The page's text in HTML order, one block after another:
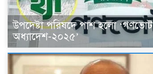
উপদেষ্টা পরিষদে পাশ হলো ‘গণভোট
অধ্যাদেশ-২০২৫’